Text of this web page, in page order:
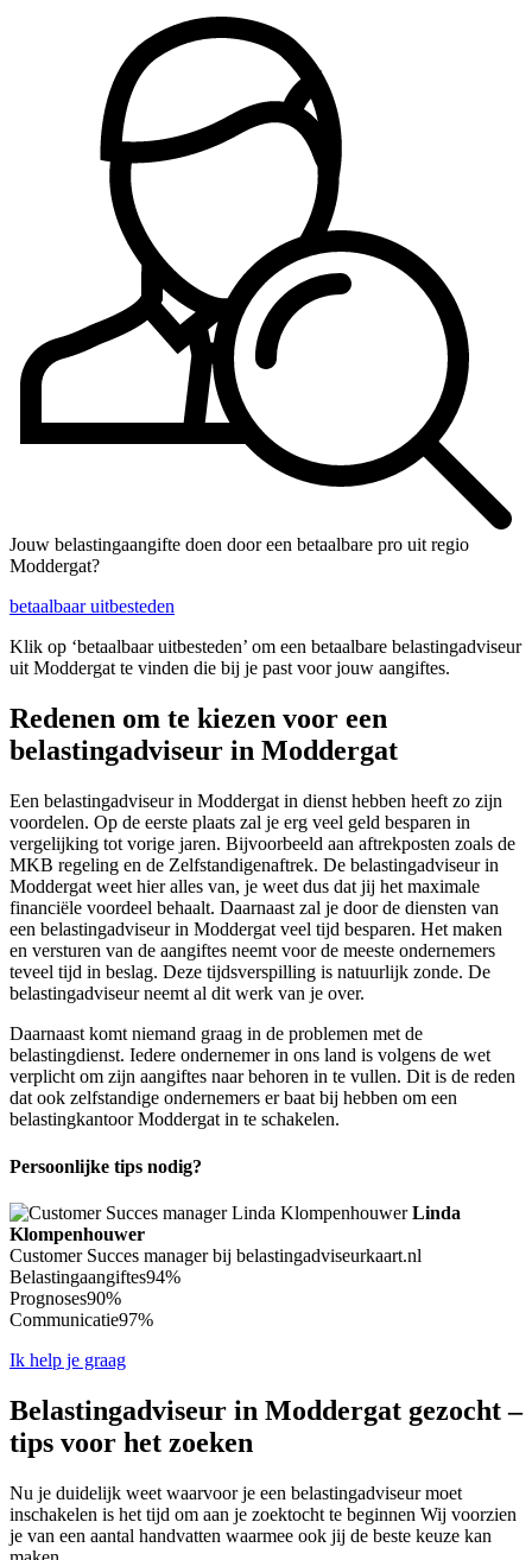
Jouw belastingaangifte doen door een betaalbare pro uit regio
Moddergat?
betaalbaar uitbesteden
Klik op ‘betaalbaar uitbesteden’ om een betaalbare belastingadviseur
uit Moddergat te vinden die bij je past voor jouw aangiftes.
Redenen om te kiezen voor een
belastingadviseur in Moddergat
Een belastingadviseur in Moddergat in dienst hebben heeft zo zijn
voordelen. Op de eerste plaats zal je erg veel geld besparen in
vergelijking tot vorige jaren. Bijvoorbeeld aan aftrekposten zoals de
MKB regeling en de Zelfstandigenaftrek. De belastingadviseur in
Moddergat weet hier alles van, je weet dus dat jij het maximale
financiële voordeel behaalt. Daarnaast zal je door de diensten van
een belastingadviseur in Moddergat veel tijd besparen. Het maken
en versturen van de aangiftes neemt voor de meeste ondernemers
teveel tijd in beslag. Deze tijdsverspilling is natuurlijk zonde. De
belastingadviseur neemt al dit werk van je over.
Daarnaast komt niemand graag in de problemen met de
belastingdienst. Iedere ondernemer in ons land is volgens de wet
verplicht om zijn aangiftes naar behoren in te vullen. Dit is de reden
dat ook zelfstandige ondernemers er baat bij hebben om een
belastingkantoor Moddergat in te schakelen.
Persoonlijke tips nodig?
Linda
Klompenhouwer
Customer Succes manager bij belastingadviseurkaart.nl
Belastingaangiftes94%
Prognoses90%
Communicatie97%
Ik help je graag
Belastingadviseur in Moddergat gezocht –
tips voor het zoeken
Nu je duidelijk weet waarvoor je een belastingadviseur moet
inschakelen is het tijd om aan je zoektocht te beginnen Wij voorzien
je van een aantal handvatten waarmee ook jij de beste keuze kan